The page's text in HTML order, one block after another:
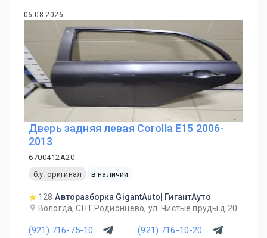
06.08.2026
Дверь задняя левая Corolla E15 2006-
2013
6700412A20
б.у. оригинал
в наличии
128 Авторазборка GigantAuto| ГигантАуто
Вологда, СНТ Родионцево, ул. Чистые пруды д.20
(921) 716-75-10 (921) 716-10-20